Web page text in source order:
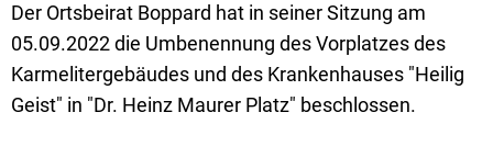
Livestream Sitzungen auf Youtube
Wahlergebnisse
Baugrundstücke
Straßenausbaupläne
Wiederkehrende Straßenausbaubeiträge
Schutzhütten
Vereine und
Der Ortsbeirat Boppard hat in seiner Sitzung am
05.09.2022 die Umbenennung des Vorplatzes des
Karmelitergebäudes und des Krankenhauses "Heilig
Geist" in "Dr. Heinz Maurer Platz" beschlossen.